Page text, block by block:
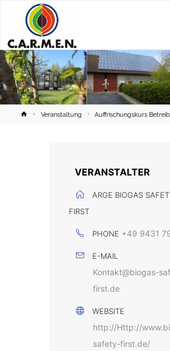
HomeVeranstaltung Auffrischungskurs
VERANSTALTER
ARGE BIOGAS
FIRST
PHONE +49 9431
E-MAIL
Kontakt@biogas-
first.de
WEBSITE
http://Http://
safety-first.de/